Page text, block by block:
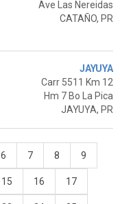
Ave Las Nereidas
CATAÑO, PR
JAYUYA
Carr 5511 Km 12
Hm 7 Bo La Pica
JAYUYA, PR
6 7 8 9
15 16 17